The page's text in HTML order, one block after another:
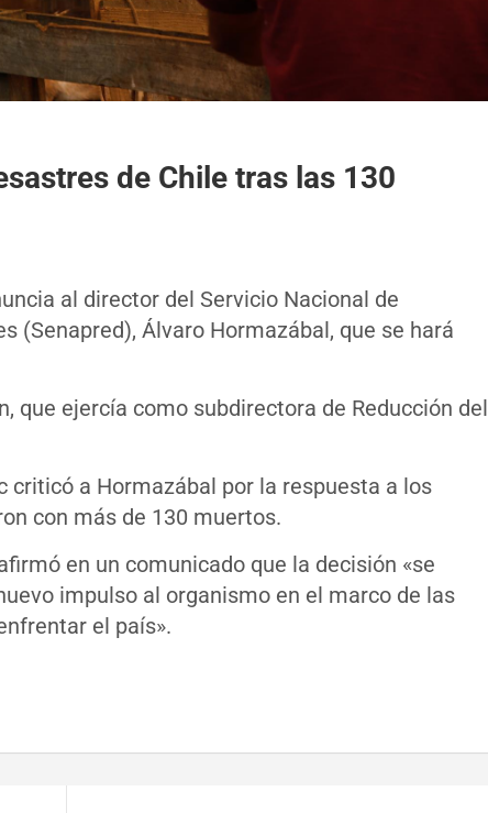
de Chile tras las 130
al director del Servicio Nacional de
(Senapred), Álvaro Hormazábal, que se hará
que ejercía como subdirectora de Reducción del
criticó a Hormazábal por la respuesta a los
con más de 130 muertos.
en un comunicado que la decisión «se
impulso al organismo en el marco de las
el país».